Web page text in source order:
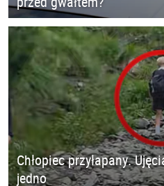
Chłopiec przyłapany.
jedno